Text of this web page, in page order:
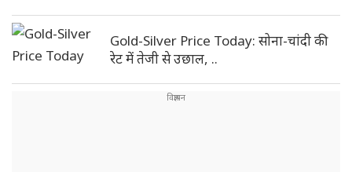
Gold-Silver Price Today: सोना-चांदी की
रेट में तेजी से उछाल, ..